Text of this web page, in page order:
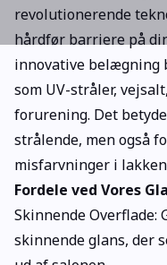
revolutionerende
hårdfør barriere på
innovative belægning
som UV-stråler,
forurening. Det
strålende, men også
misfarvninger i
Fordele ved Vores
Skinnende Overflade:
skinnende glans, der